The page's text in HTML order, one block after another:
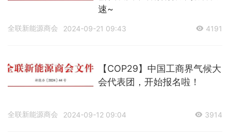
速~
全联新能源商会 2024-09-21 09:43 4191
【COP29】中国工商界气候大
会代表团，开始报名啦！
全联新能源商会 2024-09-12 09:04 3914